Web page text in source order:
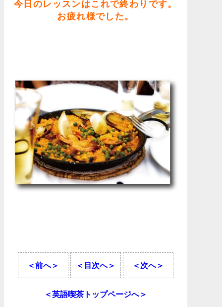
今日のレッスンはこれで終わりです。
お疲れ様でした。
＜前へ＞ ＜目次へ＞ ＜次へ＞
＜英語喫茶トップページへ＞